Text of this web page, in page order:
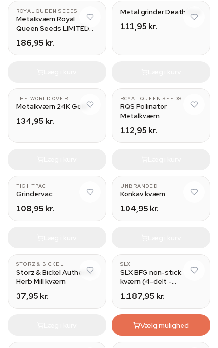
ROYAL QUEEN SEEDS
Metalkværn Royal
Queen Seeds LIMITED
186,95 kr.
Metal grinder Death Star
111,95 kr.
THE WORLD OVER
Metalkværn 24K Gold
134,95 kr.
ROYAL QUEEN SEEDS
RQS Pollinator
Metalkværn
112,95 kr.
TIGHTPAC
Grindervac
108,95 kr.
UNBRANDED
Konkav kværn
104,95 kr.
STORZ & BICKEL
Storz & Bickel Authentic
Herb Mill kværn
37,95 kr.
SLX
SLX BFG non-stick
kværn (4-delt -
1.187,95 kr.
Vælg mulighed